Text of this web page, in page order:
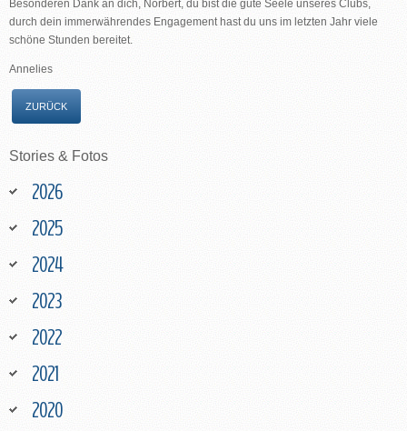
Besonderen Dank an dich, Norbert, du bist die gute Seele unseres Clubs,
durch dein immerwährendes Engagement hast du uns im letzten Jahr viele
schöne Stunden bereitet.
Annelies
ZURÜCK
Stories & Fotos
2026
2025
2024
2023
2022
2021
2020